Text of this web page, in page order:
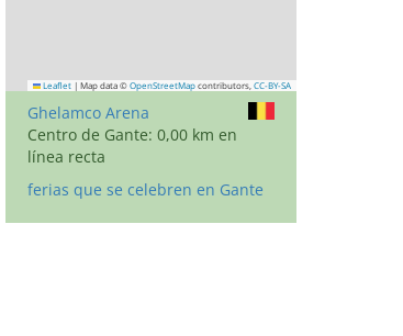
Leaflet | Map data © OpenStreetMap contributors, CC-BY-SA
Ghelamco Arena
Centro de Gante: 0,00 km en
línea recta
ferias que se celebren en Gante